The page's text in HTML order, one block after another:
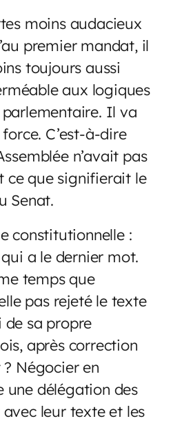
moins audacieux
premier mandat, il
toujours aussi
aux logiques
Il va
C’est-à-dire
n’avait pas
ce que signifierait le
Senat.
constitutionnelle :
qui a le dernier mot.
temps que
pas rejeté le texte
de sa propre
après correction
Négocier en
une délégation des
leur texte et les